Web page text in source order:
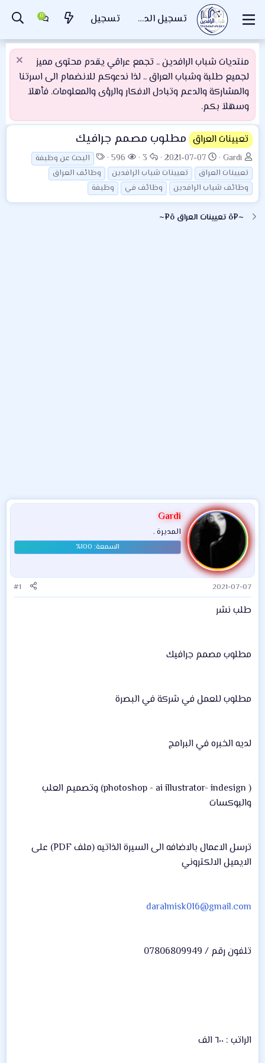
تسجيل الدخول تسجيل
منتديات شباب الرافدين .. تجمع عراقي يقدم محتوى مميز
لجميع طلبة وشباب العراق .. لذا ندعوكم للانضمام الى اسرتنا
والمشاركة والدعم وتبادل الافكار والرؤى والمعلومات. فأهلاَ
وسهلاَ بكم.
تعيينات العراق مطلوب مصمم جرافيك
ب
ا
د
ئ
ل
Gardi
ت
ا
ر
ي
ا
2021-07-07
ا
ل
ر
د
3
ا
ل
م
ش
596
ا
ل
و
س
البحث عن وظيفة
تعيينات العراق
تعيينات شباب الرافدين
وظائف العراق
وظائف شباب الرافدين
وظائف في وظيفة
~¤ô تعيينات العراق ô¤~
Gardi
المديرة .
2021-07-07
#1
طلب نشر
مطلوب مصمم جرافيك
مطلوب للعمل في شركة في البصرة
لديه الخبره في البرامج
‏( photoshop - ai illustrator- indesign) وتصميم العلب
والبوكسات
ترسل الاعمال بالاضافه الى السيرة الذاتيه (ملف PDF) على
الايميل الالكتروني
daralmisk016@gmail.com
تلفون رقم / 07806809949
الراتب : ٦٠٠ الف